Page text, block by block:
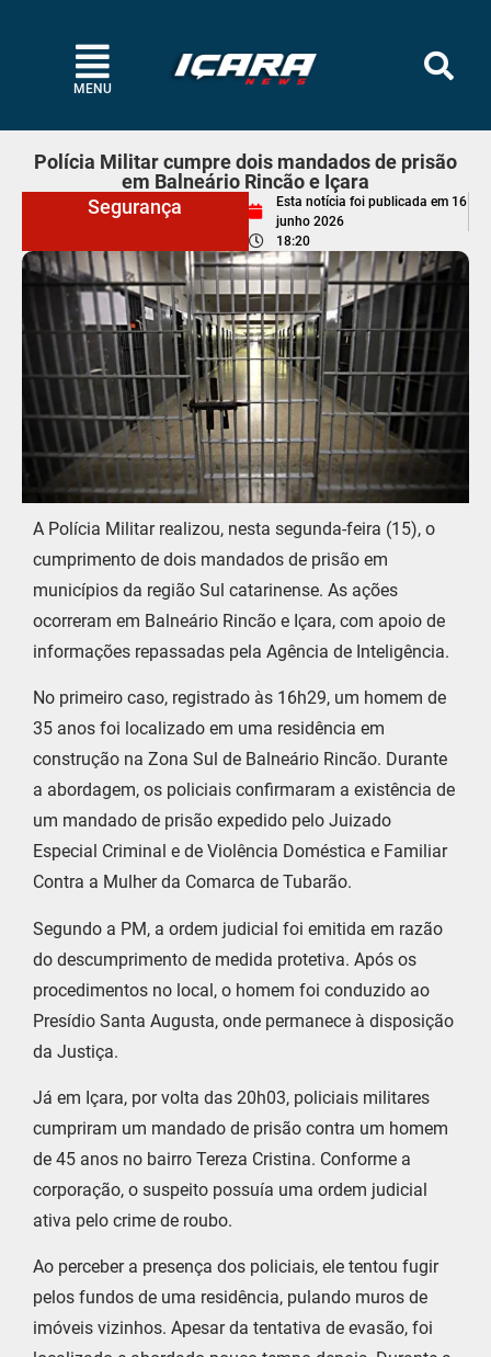
MENU
Polícia Militar cumpre dois mandados de prisão
em Balneário Rincão e Içara
Segurança
Esta notícia foi publicada em 16
junho 2026
18:20
A Polícia Militar realizou, nesta segunda-feira (15), o
cumprimento de dois mandados de prisão em
municípios da região Sul catarinense. As ações
ocorreram em Balneário Rincão e Içara, com apoio de
informações repassadas pela Agência de Inteligência.
No primeiro caso, registrado às 16h29, um homem de
35 anos foi localizado em uma residência em
construção na Zona Sul de Balneário Rincão. Durante
a abordagem, os policiais confirmaram a existência de
um mandado de prisão expedido pelo Juizado
Especial Criminal e de Violência Doméstica e Familiar
Contra a Mulher da Comarca de Tubarão.
Segundo a PM, a ordem judicial foi emitida em razão
do descumprimento de medida protetiva. Após os
procedimentos no local, o homem foi conduzido ao
Presídio Santa Augusta, onde permanece à disposição
da Justiça.
Já em Içara, por volta das 20h03, policiais militares
cumpriram um mandado de prisão contra um homem
de 45 anos no bairro Tereza Cristina. Conforme a
corporação, o suspeito possuía uma ordem judicial
ativa pelo crime de roubo.
Ao perceber a presença dos policiais, ele tentou fugir
pelos fundos de uma residência, pulando muros de
imóveis vizinhos. Apesar da tentativa de evasão, foi